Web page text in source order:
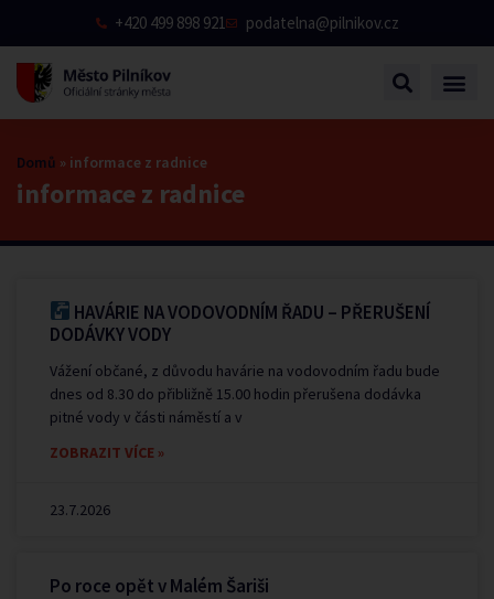
+420 499 898 921 podatelna@pilnikov.cz
informace z radnice
Domů » informace z radnice
HAVÁRIE NA VODOVODNÍM ŘADU – PŘERUŠENÍ
DODÁVKY VODY
Vážení občané, z důvodu havárie na vodovodním řadu bude
dnes od 8.30 do přibližně 15.00 hodin přerušena dodávka
pitné vody v části náměstí a v
ZOBRAZIT VÍCE »
23.7.2026
Po roce opět v Malém Šariši